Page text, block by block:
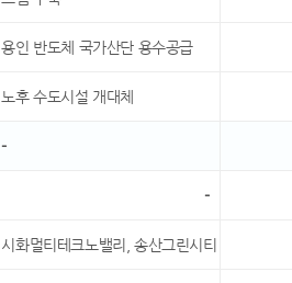
용인 반도체 국가산단 용수공급
노후 수도시설 개대체
-
-
시화멀티테크노밸리, 송산그린시티